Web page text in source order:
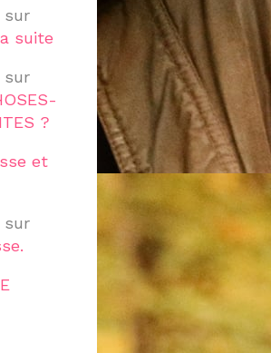
sur
suite
sur
?
et
sur